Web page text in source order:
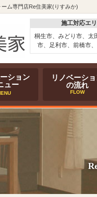
ム専門店Re住美家(りすみか)
施工対応エ
桐生市、みどり市、太
市、足利市、前橋市
ション
ュー
リノベーシ
の流れ
FLOW